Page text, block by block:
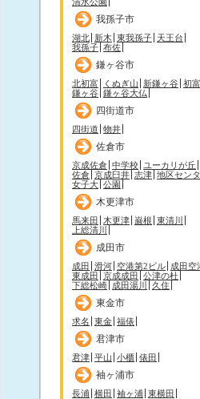
我孫子市
湖北 新木 東我孫子 天王台
我孫子 布佐
鎌ヶ谷市
北初富 くぬぎ山 新鎌ヶ谷 初富
鎌ヶ谷 鎌ヶ谷大仏
四街道市
四街道 物井
佐倉市
京成佐倉 中学校
ユーカリが丘
佐倉 京成臼井 志津 地区セン
女子大 公園
木更津市
馬来田 木更津 巌根 東清川
上総清川
成田市
成田 滑河 空港第2ビル 成田空
東成田 京成成田 公津の杜
下総松崎 成田湯川 久住
東金市
求名 東金 福俵
君津市
君津 平山 小櫃 俵田
袖ヶ浦市
長浦 横田 袖ヶ浦 東横田